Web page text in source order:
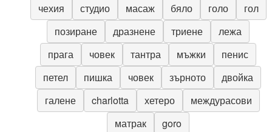
чехия
студио масаж бяло голо
гол
позиране
дразнене триене
лежа
прага
човек тантра мъжки
пенис
петел
пишка човек зърното
двойка
галене
charlotta хетеро
междурасови
матрак
goro